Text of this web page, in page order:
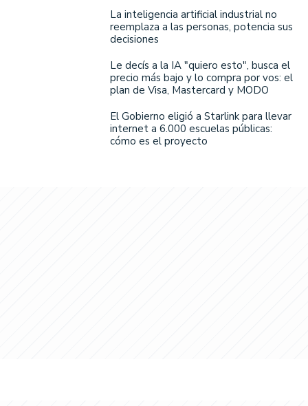
La inteligencia artificial industrial no
reemplaza a las personas, potencia sus
decisiones
Le decís a la IA "quiero esto", busca el
precio más bajo y lo compra por vos: el
plan de Visa, Mastercard y MODO
El Gobierno eligió a Starlink para llevar
internet a 6.000 escuelas públicas:
cómo es el proyecto